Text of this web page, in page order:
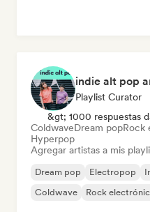
Playlist Curator
&gt; 1000 respuestas
ColdwaveDream popRock
Hyperpop
Agregar artistas a mis
Dream pop Electropop
Coldwave
Rock